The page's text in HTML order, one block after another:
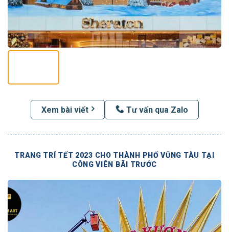
Xem bài viết Tư vấn qua Zalo
TRANG TRÍ TẾT 2023 CHO THÀNH PHỐ VŨNG TÀU TẠI
CÔNG VIÊN BÃI TRƯỚC